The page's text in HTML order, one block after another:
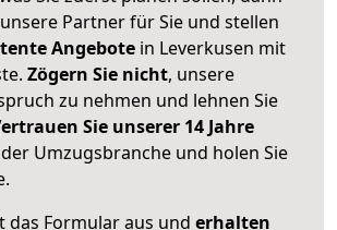
Partner für Sie und stellen
Angebote in Leverkusen mit
Zögern Sie nicht, unsere
zu nehmen und lehnen Sie
Sie unserer 14 Jahre
Umzugsbranche und holen Sie
das Formular aus und erhalten